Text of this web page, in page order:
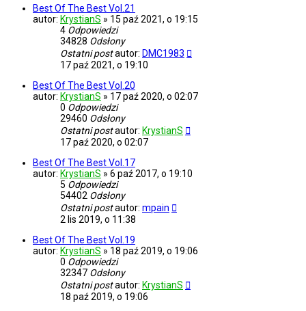
Best Of The Best Vol.21
autor: KrystianS » 15 paź 2021, o 19:15
4 Odpowiedzi
34828 Odsłony
Ostatni postautor: DMC1983
17 paź 2021, o 19:10
Best Of The Best Vol.20
autor: KrystianS » 17 paź 2020, o 02:07
0 Odpowiedzi
29460 Odsłony
Ostatni postautor: KrystianS
17 paź 2020, o 02:07
Best Of The Best Vol.17
autor: KrystianS » 6 paź 2017, o 19:10
5 Odpowiedzi
54402 Odsłony
Ostatni postautor: mpain
2 lis 2019, o 11:38
Best Of The Best Vol.19
autor: KrystianS » 18 paź 2019, o 19:06
0 Odpowiedzi
32347 Odsłony
Ostatni postautor: KrystianS
18 paź 2019, o 19:06